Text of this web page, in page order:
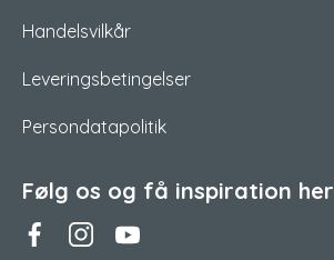
Handelsvilkår
Leveringsbetingelser
Persondatapolitik
Følg os og få inspiration her